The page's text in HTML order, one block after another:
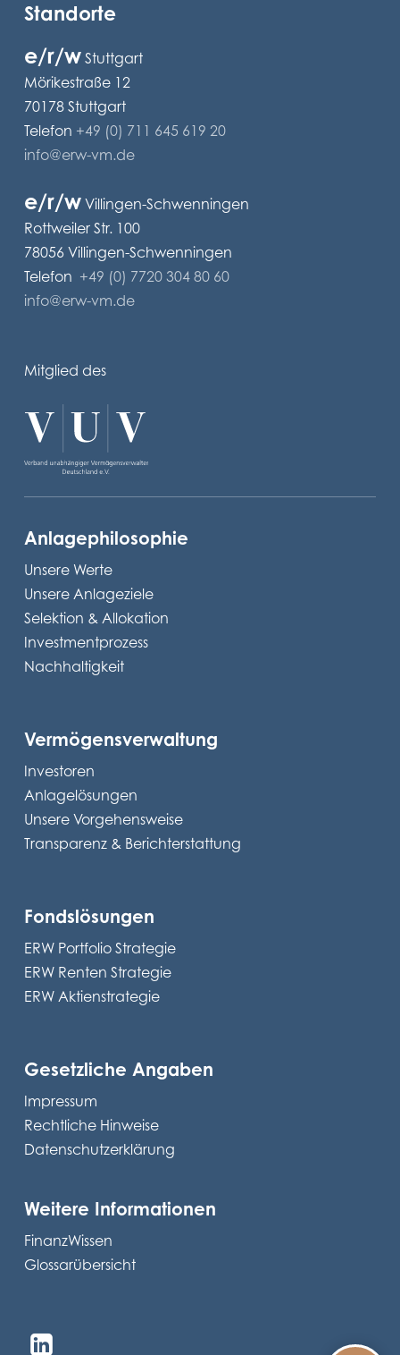
Standorte
e/r/w Stuttgart
Mörikestraße 12
70178 Stuttgart
Telefon +49 (0) 711 645 619 20
info@erw-vm.de
e/r/w Villingen-Schwenningen
Rottweiler Str. 100
78056 Villingen-Schwenningen
Telefon +49 (0) 7720 304 80 60
info@erw-vm.de
Mitglied des
Anlagephilosophie
Unsere Werte
Unsere Anlageziele
Selektion & Allokation
Investmentprozess
Nachhaltigkeit
Vermögensverwaltung
Investoren
Anlagelösungen
Unsere Vorgehensweise
Transparenz & Berichterstattung
Fondslösungen
ERW Portfolio Strategie
ERW Renten Strategie
ERW Aktienstrategie
Gesetzliche Angaben
Impressum
Rechtliche Hinweise
Datenschutzerklärung
Weitere Informationen
FinanzWissen
Glossarübersicht